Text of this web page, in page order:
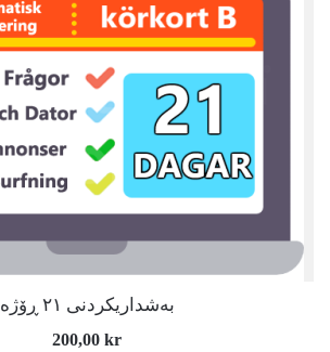
بەشداریکردنی ٢١ ڕۆژە
200,00 kr